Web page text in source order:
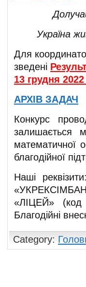
Україна
Для
зведені
13 грудня
АРХІВ ЗАДАЧ
Конкурс
залишається
математичної
благодійної
Наші
«ЛІЦЕЙ» (код
Благодійні
Category: